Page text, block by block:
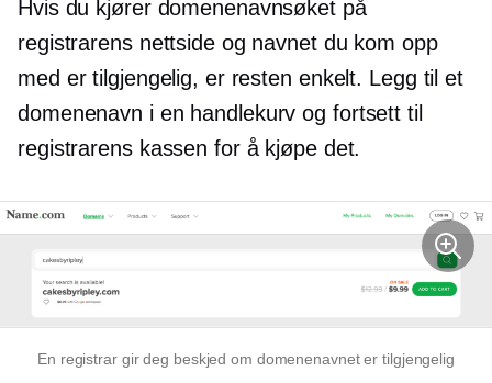
Hvis du kjører domenenavnsøket på
registrarens nettside og navnet du kom opp
med er tilgjengelig, er resten enkelt. Legg til et
domenenavn i en handlekurv og fortsett til
registrarens kassen for å kjøpe det.
En registrar gir deg beskjed om domenenavnet er tilgjengelig